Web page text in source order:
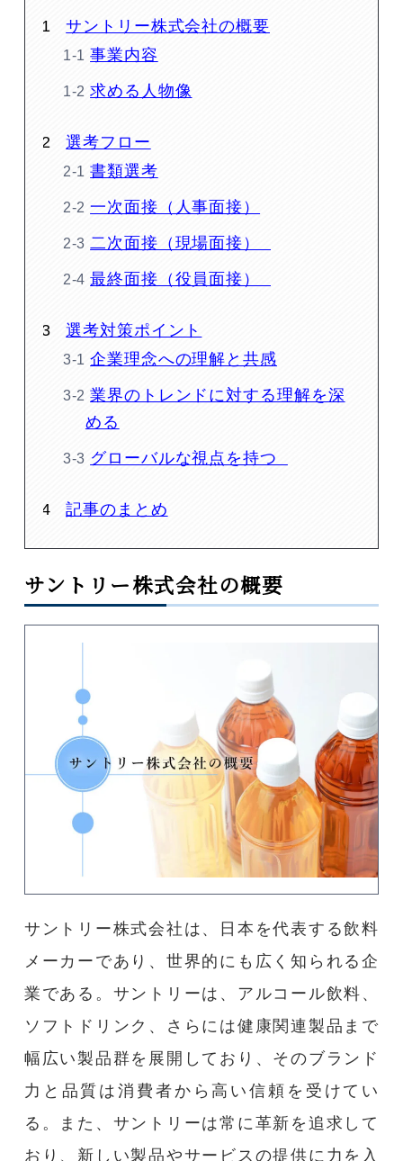
サントリー株式会社の概要
事業内容
求める人物像
選考フロー
書類選考
一次面接（人事面接）
二次面接（現場面接）
最終面接（役員面接）
選考対策ポイント
企業理念への理解と共感
業界のトレンドに対する理解を深
める
グローバルな視点を持つ
記事のまとめ
サントリー株式会社の概要
サントリー株式会社は、日本を代表する飲料
メーカーであり、世界的にも広く知られる企
業である。サントリーは、アルコール飲料、
ソフトドリンク、さらには健康関連製品まで
幅広い製品群を展開しており、そのブランド
力と品質は消費者から高い信頼を受けてい
る。また、サントリーは常に革新を追求して
おり、新しい製品やサービスの提供に力を入